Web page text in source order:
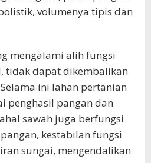
volumenya tipis dan
mengalami alih fungsi
tidak dapat dikembalikan
ini lahan pertanian
penghasil pangan dan
sawah juga berfungsi
kestabilan fungsi
sungai, mengendalikan